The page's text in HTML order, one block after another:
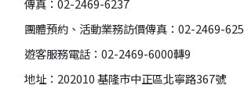
傳真：02-2469-6237
團體預約、活動業務訪價傳真：02-2469-
遊客服務電話：02-2469-6000轉9
地址：202010 基隆市中正區北寧路367號